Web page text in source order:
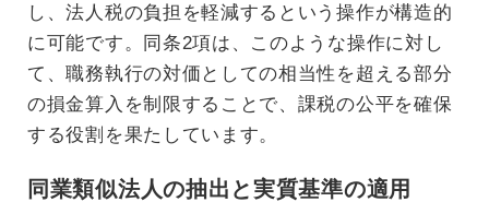
し、法人税の負担を軽減するという操作が構造的
に可能です。同条2項は、このような操作に対し
て、職務執行の対価としての相当性を超える部分
の損金算入を制限することで、課税の公平を確保
する役割を果たしています。
同業類似法人の抽出と実質基準の適用